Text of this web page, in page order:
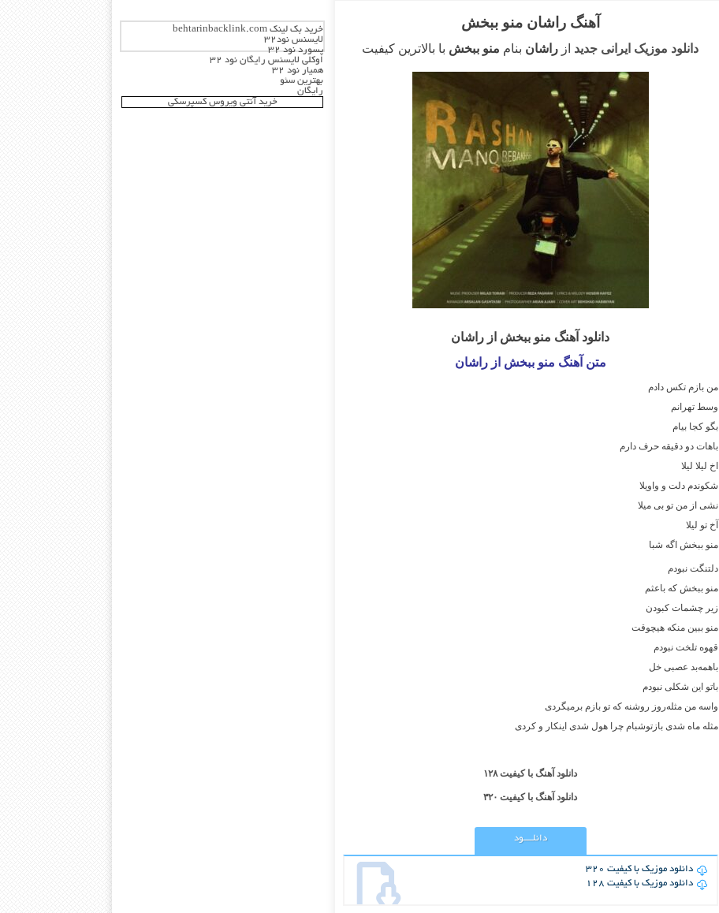
آهنگ راشان منو ببخش
دانلود موزیک ایرانی جدید از راشان بنام منو ببخش با بالاترین کیفیت
دانلود آهنگ منو ببخش از راشان
متن آهنگ منو ببخش از راشان
من بازم تکس دادم
وسط تهرانم
بگو کجا بیام
باهات دو دقیقه حرف دارم
اخ لیلا لیلا
شکوندم دلت و واویلا
نشی از من تو بی میلا
آخ تو لیلا
منو ببخش اگه شبا
دلتنگت نبودم
منو ببخش که باعثم
زیر چشمات کبودن
منو ببین منکه هیچوقت
قهوه تلخت نبودم
باهمه‌بد عصبی خل
باتو این شکلی نبودم
واسه من مثله‌روز روشنه که تو بازم برمیگردی
مثله ماه شدی باز‌تو‌شبام چرا هول شدی اینکار و کردی
دانلود آهنگ با کیفیت ۱۲۸
دانلود آهنگ با کیفیت ۳۲۰
دانلــــود
دانلود موزیک با کیفیت 320
دانلود موزیک با کیفیت 128
خرید بک لینک behtarinbacklink.com
لایسنس نود32
پسورد نود 32
اوکلی لایسنس رایگان نود 32
همیار نود 32
بهترین سئو
رایگان
خرید آنتی ویروس کسپرسکی